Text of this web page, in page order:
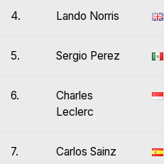
4. Lando Norris
5. Sergio Perez
6.
Charles
Leclerc
7. Carlos Sainz